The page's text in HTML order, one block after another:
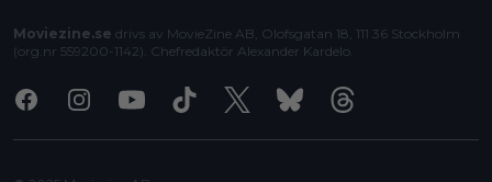
Moviezine.se drivs av MovieZine AB, Olofsgatan 18, 111 36 Stockholm
(org.nr 559200-1142). Chefredaktör Alexander Kardelo
FacebookInstagramYoutubeTiktok X BlueskyThreads